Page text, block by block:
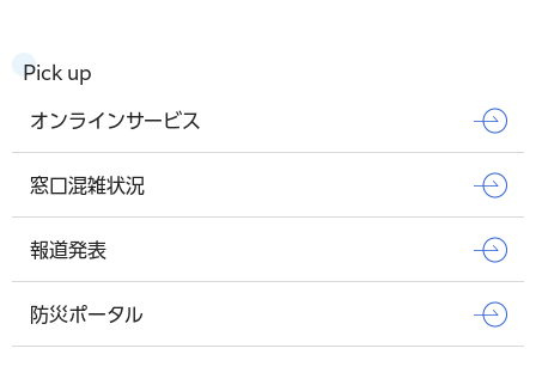
Pick up
オンラインサービス
窓口混雑状況
報道発表
防災ポータル